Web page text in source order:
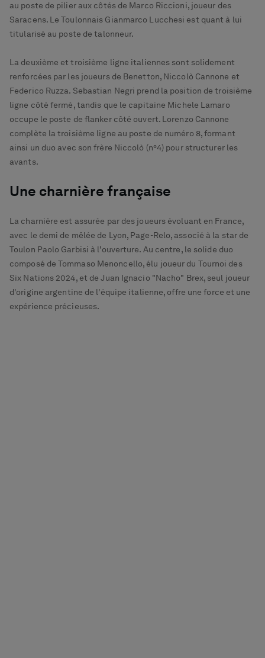
au poste de pilier aux côtés de Marco Riccioni, joueur des
Saracens. Le Toulonnais Gianmarco Lucchesi est quant à lui
titularisé au poste de talonneur.
La deuxième et troisième ligne italiennes sont solidement
renforcées par les joueurs de Benetton, Niccolò Cannone et
Federico Ruzza. Sebastian Negri prend la position de troisième
ligne côté fermé, tandis que le capitaine Michele Lamaro
occupe le poste de flanker côté ouvert. Lorenzo Cannone
complète la troisième ligne au poste de numéro 8, formant
ainsi un duo avec son frère Niccolò (n°4) pour structurer les
avants.
Une charnière française
La charnière est assurée par des joueurs évoluant en France,
avec le demi de mêlée de Lyon, Page-Relo, associé à la star de
Toulon Paolo Garbisi à l’ouverture. Au centre, le solide duo
composé de Tommaso Menoncello, élu joueur du Tournoi des
Six Nations 2024, et de Juan Ignacio "Nacho" Brex, seul joueur
d'origine argentine de l'équipe italienne, offre une force et une
expérience précieuses.